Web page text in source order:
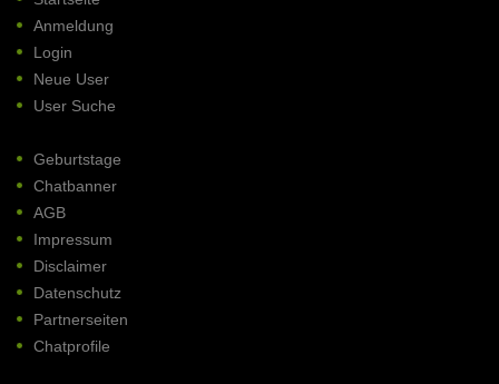
Anmeldung
Login
Neue User
User Suche
Geburtstage
Chatbanner
AGB
Impressum
Disclaimer
Datenschutz
Partnerseiten
Chatprofile